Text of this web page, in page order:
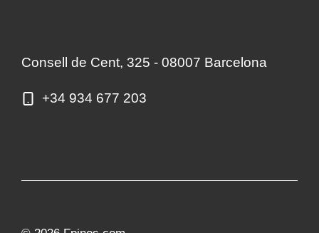
Consell de Cent, 325 - 08007 Barcelona
+34 934 677 203